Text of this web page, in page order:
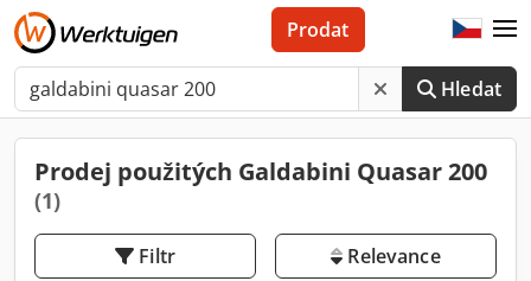
Hledat
Prodat
Prodej použitých Galdabini Quasar 200
(1)
Filtr Relevance